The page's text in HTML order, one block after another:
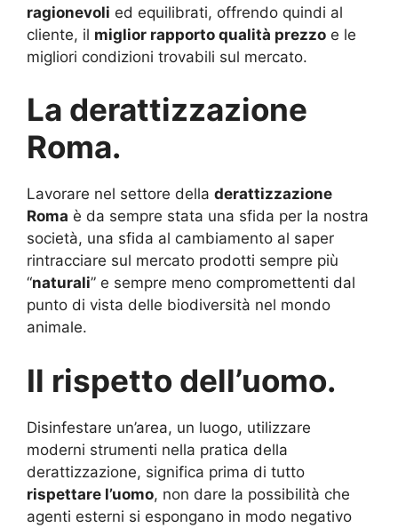
ragionevoli ed equilibrati, offrendo quindi al
cliente, il miglior rapporto qualità prezzo e le
migliori condizioni trovabili sul mercato.
La derattizzazione
Roma.
Lavorare nel settore della derattizzazione
Roma è da sempre stata una sfida per la nostra
società, una sfida al cambiamento al saper
rintracciare sul mercato prodotti sempre più
“naturali” e sempre meno compromettenti dal
punto di vista delle biodiversità nel mondo
animale.
Il rispetto dell’uomo.
Disinfestare un’area, un luogo, utilizzare
moderni strumenti nella pratica della
derattizzazione, significa prima di tutto
rispettare l’uomo, non dare la possibilità che
agenti esterni si espongano in modo negativo